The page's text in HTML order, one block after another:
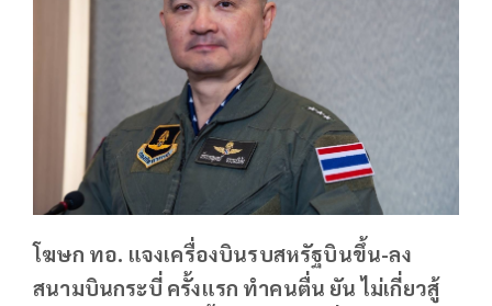
โฆษก ทอ. แจงเครื่องบินรบสหรัฐบินขึ้น-ลง
สนามบินกระบี่ ครั้งแรก ทำคนตื่น ยัน ไม่เกี่ยวสู้